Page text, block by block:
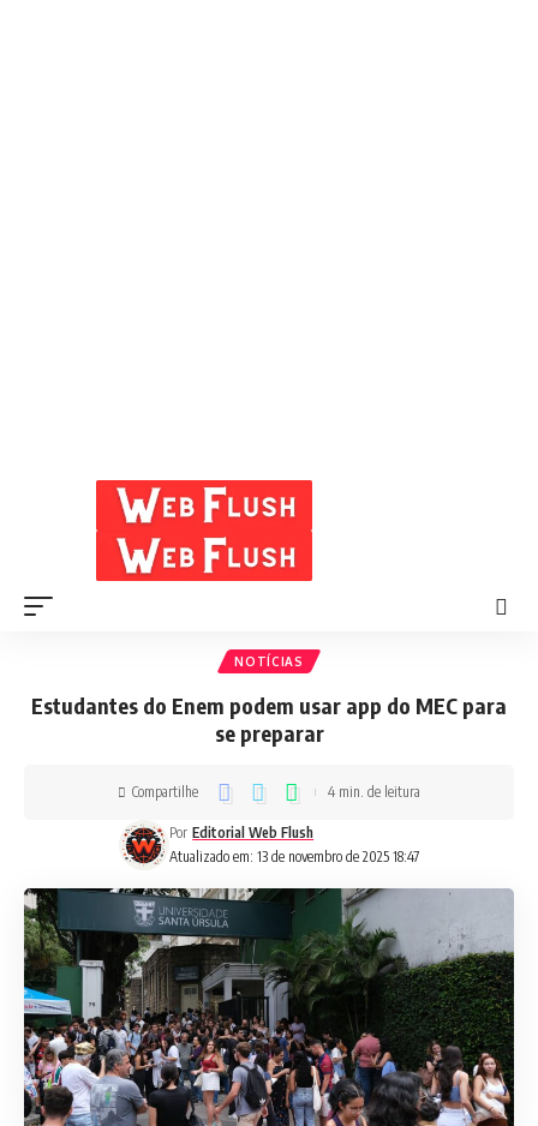
NOTÍCIAS
Estudantes do Enem podem usar app do MEC para
se preparar
Atualizado em: 13 de novembro de 2025 18:47
Por Editorial Web Flush
Compartilhe 4 min. de leitura